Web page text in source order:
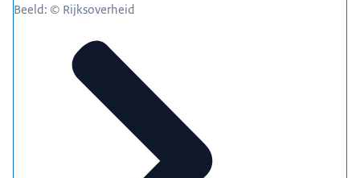
Beeld: © Rijksoverheid